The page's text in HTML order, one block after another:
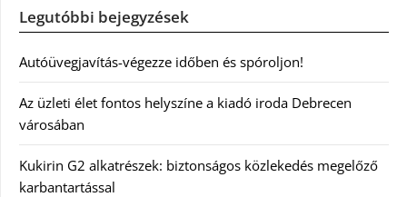
Legutóbbi bejegyzések
Autóüvegjavítás-végezze időben és spóroljon!
Az üzleti élet fontos helyszíne a kiadó iroda Debrecen
városában
Kukirin G2 alkatrészek: biztonságos közlekedés megelőző
karbantartással